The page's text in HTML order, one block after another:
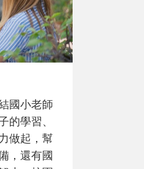
長當爸爸！男人總是
未有」的體驗中，跟
。從給予安全感的肢
自主、角色認同及解
成。爸爸正嘗試用不
孩子每個重要的成長